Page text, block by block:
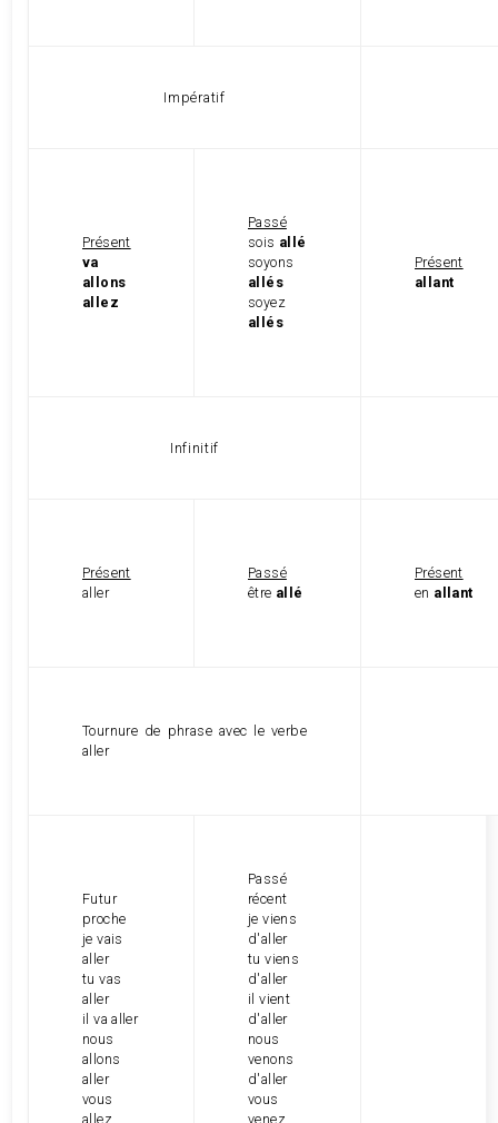
Impératif
Présent
va
allons
allez
Passé
sois allé
soyons
allés
soyez
allés
Présent
allant
Infinitif
Présent
aller
Passé
être allé
Présent
en allant
Tournure de phrase avec le verbe
aller
Futur
proche
je vais
aller
tu vas
aller
il va aller
nous
allons
aller
vous
allez
Passé
récent
je viens
d'aller
tu viens
d'aller
il vient
d'aller
nous
venons
d'aller
vous
venez